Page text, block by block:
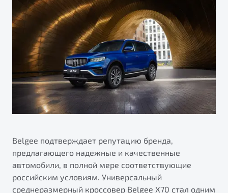
Яркий кроссовер
от 2 219 990 ₽*
Обзор В наличии
S50
Автокредит
Трейд-ин
Страхование
Расчет КАСКО
ПОДДЕРЖКА
Гарантия Belgee
Belgee Линк
Belgee Клуб
Belgee Плюс
Реферальная программа
Помощь на дорогах
О дилерском центре
Правовая информация
Belgee подтверждает репутацию бренда,
предлагающего надежные и качественные
автомобили, в полной мере соответствующие
российским условиям. Универсальный
среднеразмерный кроссовер Belgee X70 стал одним